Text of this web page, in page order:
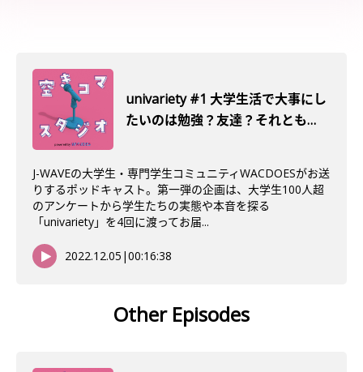
univariety #1 大学生活で大事にし
たいのは勉強？友達？それとも…
J-WAVEの大学生・専門学生コミュニティWACDOESがお送
りするポッドキャスト。第一弾の企画は、大学生100人超
のアンケートから学生たちの実態や本音を探る
「univariety」を4回に渡ってお届...
2022.12.05 |00:16:38
Other Episodes